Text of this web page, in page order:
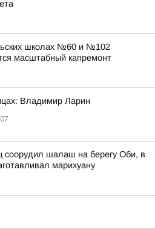
школах №60 и №102
масштабный капремонт
Владимир Ларин
соорудил шалаш на берегу Оби, в
марихуану